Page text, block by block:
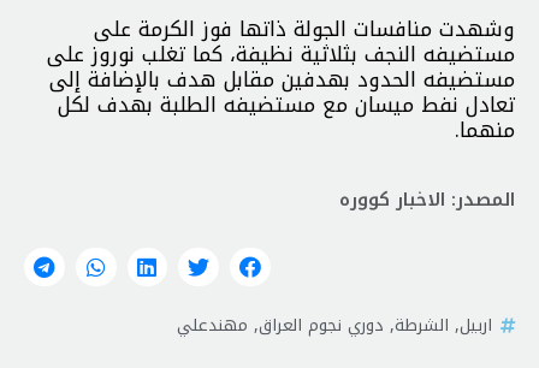
وشهدت منافسات الجولة ذاتها فوز الكرمة على
مستضيفه النجف بثلاثية نظيفة، كما تغلب نوروز على
مستضيفه الحدود بهدفين مقابل هدف بالإضافة إلى
تعادل نفط ميسان مع مستضيفه الطلبة بهدف لكل
منهما.
المصدر: الاخبار كووره
اربيل, الشرطة, دوري نجوم العراق, مهندعلي